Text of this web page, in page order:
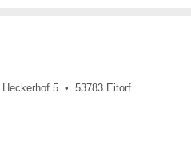
5 • 53783 Eitorf